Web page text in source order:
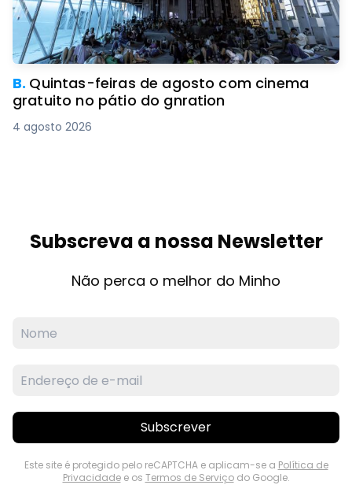
B. Quintas-feiras de agosto com cinema
gratuito no pátio do gnration
4 agosto 2026
Subscreva a nossa Newsletter
Não perca o melhor do Minho
Subscrever
Este site é protegido pelo reCAPTCHA e aplicam-se a Política de
Privacidadee os Termos de Serviçodo Google.